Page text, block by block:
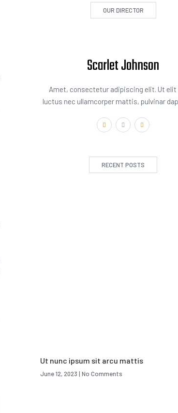
OUR DIRECTOR
Scarlet Johnson
Amet, consectetur adipiscing elit. Ut elit
luctus nec ullamcorper mattis, pulvinar
RECENT POSTS
Ut nunc ipsum sit arcu mattis
June 12, 2023 No Comments